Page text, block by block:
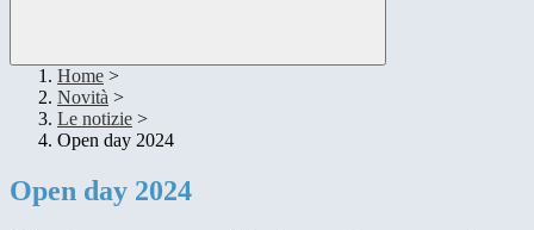
Home >
Novità >
Le notizie >
Open day 2024
Open day 2024